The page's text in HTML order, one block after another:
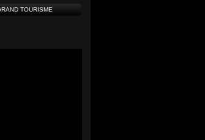
TOURISME